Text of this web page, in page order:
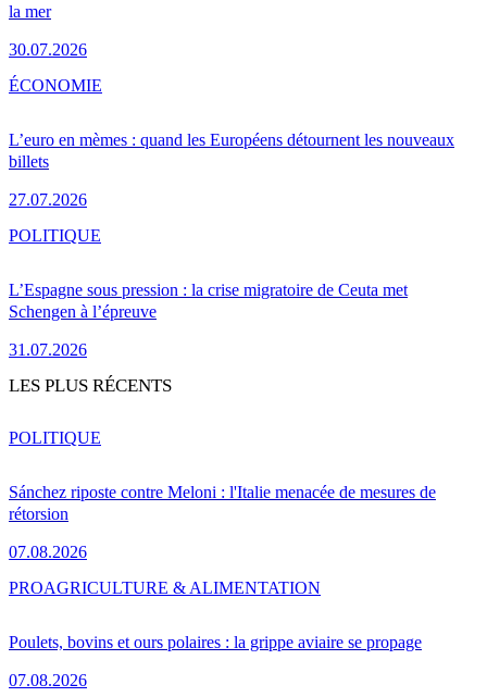
la mer
30.07.2026
L’euro en mèmes : quand les Européens détournent les nouveaux
billets
27.07.2026
ÉCONOMIE
L’Espagne sous pression : la crise migratoire de Ceuta met
Schengen à l’épreuve
31.07.2026
POLITIQUE
LES PLUS RÉCENTS
Sánchez riposte contre Meloni : l'Italie menacée de mesures de
rétorsion
07.08.2026
POLITIQUE
Poulets, bovins et ours polaires : la grippe aviaire se propage
07.08.2026
PROAGRICULTURE & ALIMENTATION